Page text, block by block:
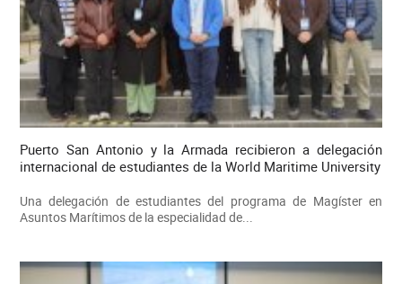
Puerto San Antonio y la Armada recibieron a delegación
internacional de estudiantes de la World Maritime University
Una delegación de estudiantes del programa de Magíster en
Asuntos Marítimos de la especialidad de...